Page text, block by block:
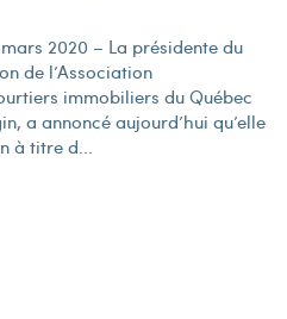
2020 – La présidente du
de l’Association
immobiliers du Québec
a annoncé aujourd’hui qu’elle
à titre d...